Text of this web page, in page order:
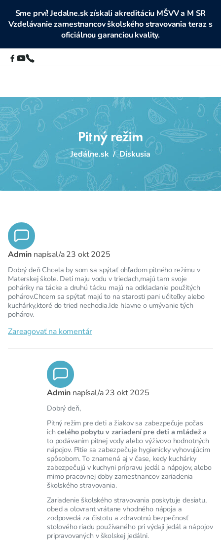
Sme prví! Jedalne.sk získali akreditáciu MŠVV a M SR
Vzdelávanie zamestnancov školského stravovania teraz s
oficiálnou garanciou kvality.
Pitný režim
Jedálne.sk / Diskusia
Admin napísal/a23 okt 2025
Dobrý deň Chcela by som sa spýtať ohľadom pitného režímu v
Materskej škole. Deti maju vodu v triedach,majú tam svoje
poháriky na tácke a druhú tácku majú na odkladanie použitých
pohárov.Chcem sa spýtať majú to na starosti pani učiteľky alebo
kuchárky,ktoré do tried nechodia.Ide hlavne o umývanie tých
pohárov.
Zareagovať na komentár
Admin napísal/a23 okt 2025
Dobrý deň,
Pitný režim pre deti a žiakov sa zabezpečuje počas
ichcelého pobytu v zariadení pre deti a mládeža
to podávaním pitnej vody alebo výživovo hodnotných
nápojov. Pitie sa zabezpečuje hygienicky vyhovujúcim
spôsobom. To znamená aj v čase, kedy kuchárky
zabezpečujú v kuchyni prípravu jedál a nápojov, alebo
mimo pracovnej doby zamestnancov zariadenia
školského stravovania.
Zariadenie školského stravovania poskytuje desiatu,
obed a olovrant vrátane vhodného nápoja a
zodpovedá za čistotu a zdravotnú bezpečnosť
stolového riadu používaného pri výdaji jedál a nápojov
pripravovaných v školskej jedálni.